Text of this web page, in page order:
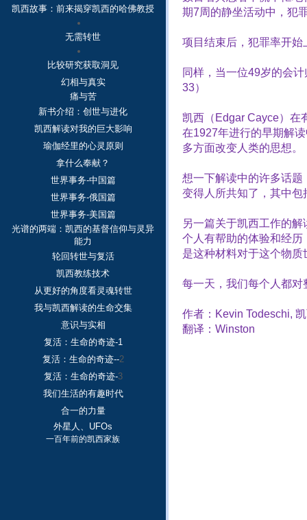
凯西故事： 前来揭穿凯西的哈佛教授
无需转世
比较研究获取洞见
幻相与真实
痛与苦
新书介绍：创世与进化
凯西解读对我的巨大影响
瑜伽经里的心灵原则
拿什么奉献？
世界事务-中国篇
世界事务-俄国篇
世界事务-美国篇
光谱的两端：凯西的基督信仰与灵异
能力
轮回转世与复活
凯西教练技术
从更好的角度看灵魂转世
我与凯西解读的生命交集
意识与实相
复活：生命的奇迹-1
复活：生命的奇迹--2
复活：生命的奇迹-3
我们生活的有趣时代
合一的力量
外星人、UFOs
一百年前的凯西家族
期7周的静坐活动中，犯
项目结束后，犯罪率开始
同样，当一位49岁的会计
33）
凯西（ Edgar Cayce）在
在1927年进行的早期解
多方面改变人类的思想。
想一下解读中的许多话
变得人所共知了，其中
另一篇关于凯西工作的
个人有帮助的体验和经
是这种材料对于这个物质
每一天，我们每个人都对
作者： Kevin Todeschi,
翻译： Winston